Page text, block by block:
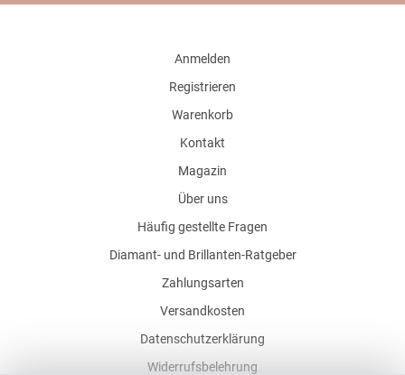
Anmelden
Registrieren
Warenkorb
Kontakt
Magazin
Über uns
Häufig gestellte Fragen
Diamant- und Brillanten-Ratgeber
Zahlungsarten
Versandkosten
Datenschutzerklärung
Widerrufsbelehrung